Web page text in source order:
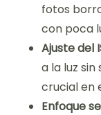
fotos
con poca
Ajuste del
a la luz
crucial en
Enfoque